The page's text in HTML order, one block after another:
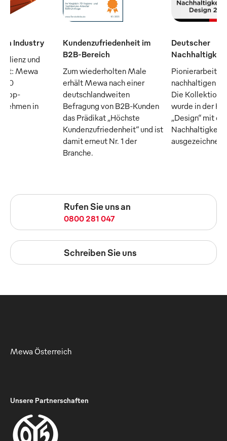
Industry
und
Mewa
50
Top-
in
Kundenzufriedenheit im
B2B-Bereich
Zum wiederholten Male
erhält Mewa nach einer
deutschlandweiten
Befragung von B2B-Kunden
das Prädikat „Höchste
Kundenzufriedenheit“ und ist
damit erneut Nr. 1 der
Branche.
Deutscher
Pionierarbeit
nachhaltigen
Die Kollektion
wurde in der
„Design“ mit
ausgezeichnet
Rufen Sie uns an
0800 281 047
Schreiben Sie uns
Mewa Österreich
Unsere Partnerschaften